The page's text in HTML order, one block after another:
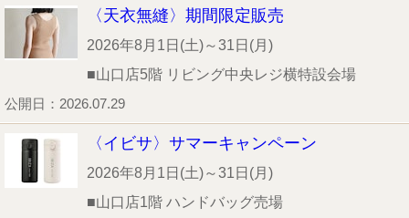
〈天衣無縫〉期間限定販売
2026年8月1日(土)～31日(月)
■山口店5階 リビング中央レジ横特設会場
公開日：2026.07.29
〈イビサ〉サマーキャンペーン
2026年8月1日(土)～31日(月)
■山口店1階 ハンドバッグ売場